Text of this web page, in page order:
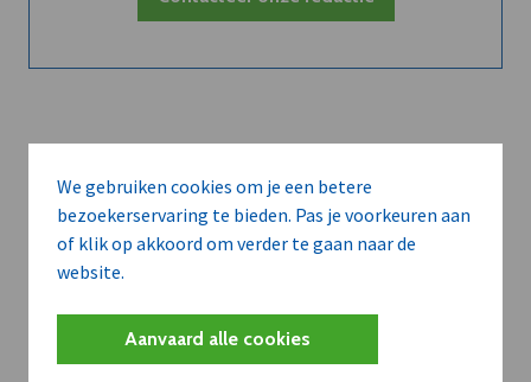
We gebruiken cookies om je een betere
bezoekerservaring te bieden. Pas je voorkeuren aan
of klik op akkoord om verder te gaan naar de
website.
Aanvaard alle cookies